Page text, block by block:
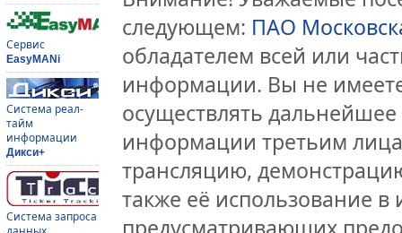
Сервис
EasyMANi
Система реал-
тайм
информации
Дикси+
Система запроса
следующем: ПАО
обладателем всей или
информации. Вы не
осуществлять
информации третьим
трансляцию,
также её использование